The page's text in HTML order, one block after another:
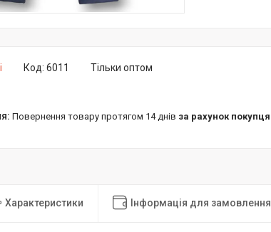
Тільки оптом
Код: 6011
повернення товару протягом 14 днів за рахунок покупця
Характеристики Інформація для замовлення